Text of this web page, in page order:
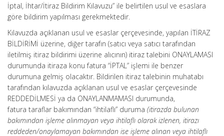
İptal, İhtar/İtiraz Bildirim Kılavuzu” ile belirtilen usul ve esaslara
göre bildirim yapılması gerekmektedir.
Kılavuzda açıklanan usul ve esaslar çerçevesinde, yapılan İTİRAZ
BİLDİRİMİ üzerine, diğer tarafın (satıcı veya satıcı tarafından
iletilmiş itiraz bildirimi üzerine alıcının) itiraz talebini ONAYLAMASI
durumunda itiraza konu fatura “İPTAL” işlemi ile benzer
durumuna gelmiş olacaktır. Bildirilen itiraz talebinin muhatabı
tarafından kılavuzda açıklanan usul ve esaslar çerçevesinde
REDDEDİLMESİ ya da ONAYLANMAMASI durumunda,
fatura taraflar bakımından “ihtilaflı” duruma (itirazda bulunan
bakımından işleme alınmayan veya ihtilaflı olarak izlenen, itirazı
reddeden/onaylamayan bakımından ise işleme alınan veya ihtilaflı